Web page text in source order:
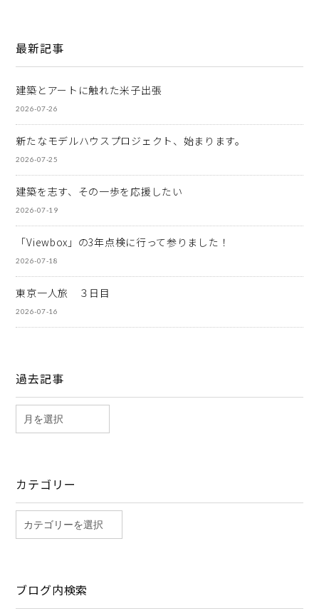
最新記事
建築とアートに触れた米子出張
2026-07-26
新たなモデルハウスプロジェクト、始まります。
2026-07-25
建築を志す、その一歩を応援したい
2026-07-19
「Viewbox」の3年点検に行って参りました！
2026-07-18
東京一人旅 ３日目
2026-07-16
過去記事
カテゴリー
ブログ内検索